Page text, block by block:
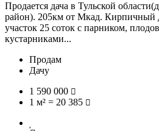
Продается дача в Тульской
район). 205км от Мкад. Кирпичный
участок 25 соток с парником,
кустарниками...
Продам
Дачу
1 590 000
1 м² = 20 385